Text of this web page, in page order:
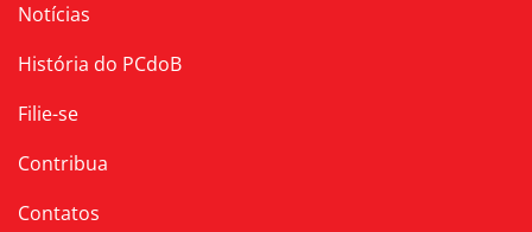
Notícias
História do PCdoB
Filie-se
Contribua
Contatos